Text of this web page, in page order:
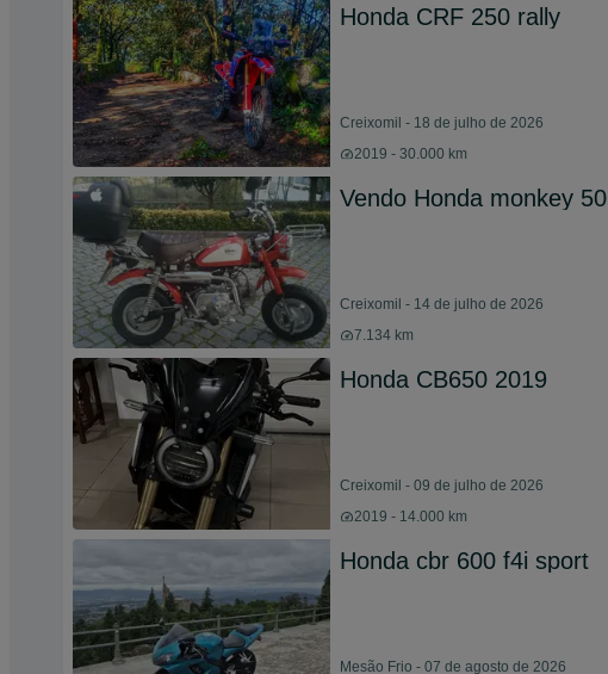
Honda CRF 250 rally
Creixomil - 18 de julho de 2026
2019 - 30.000 km
Vendo Honda monkey 50
Creixomil - 14 de julho de 2026
7.134 km
Honda CB650 2019
Creixomil - 09 de julho de 2026
2019 - 14.000 km
Honda cbr 600 f4i sport
Mesão Frio - 07 de agosto de 2026